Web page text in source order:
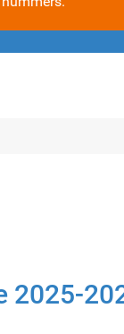
2025-